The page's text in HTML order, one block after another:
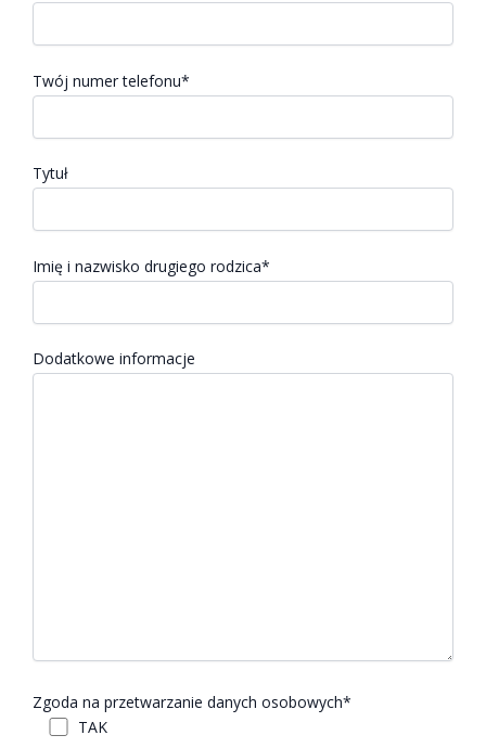
Twój numer telefonu*
Tytuł
Imię i nazwisko drugiego rodzica*
Dodatkowe informacje
Zgoda na przetwarzanie danych osobowych*
TAK